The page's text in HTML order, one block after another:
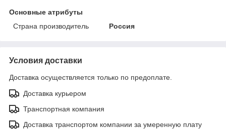
Основные атрибуты
Страна производитель
Россия
Условия доставки
Доставка осуществляется только по предоплате.
Доставка курьером
Транспортная компания
Доставка транспортом компании за умеренную плату